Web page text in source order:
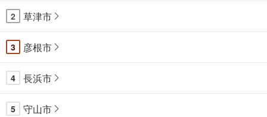
2 草津市
3 彦根市
4 長浜市
5 守山市